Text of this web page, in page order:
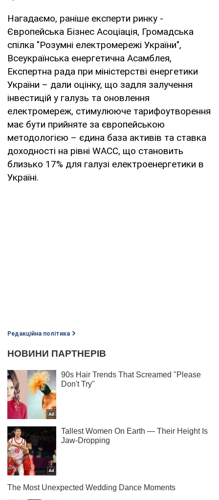
Нагадаємо, раніше експерти ринку -
Європейська Бізнес Асоціація, Громадська
спілка "Розумні електромережі України",
Всеукраїнська енергетична Асамблея,
Експертна рада при міністерстві енергетики
України – дали оцінку, що задля залучення
інвестицій у галузь та оновлення
електромереж, стимулююче тарифоутворення
має бути прийняте за європейською
методологією – єдина база активів та ставка
доходності на рівні WACC, що становить
близько 17% для галузі електроенергетики в
Україні.
Редакційна політика